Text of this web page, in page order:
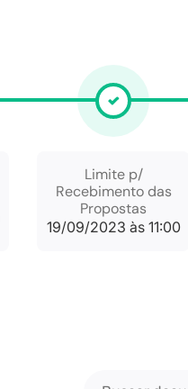
Limite p/
Recebimento das
Propostas
19/09/2023 às 11:00